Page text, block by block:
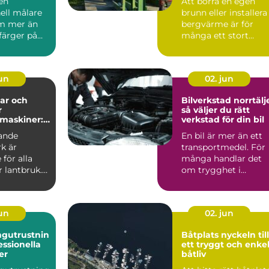
målare
mer än
på
må...
energilösning
brunn eller installera
bergvärme är för
många ett stort
och
på
är
för alla
lantbruk.
02. jun
Bilverkstad
så väljer du rätt
verkstad för din bil
En bil är mer än ett
transportmedel. För
många handlar det
om trygghet i
möjligheten att t...
02. jun
Båtplats nyckeln till
ett tryggt och
båtliv